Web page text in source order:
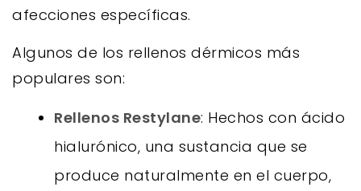
afecciones específicas.
Algunos de los rellenos dérmicos más
populares son:
Rellenos Restylane: Hechos con ácido
hialurónico, una sustancia que se
produce naturalmente en el cuerpo,